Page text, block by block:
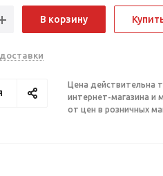
В корзину
Цена действительна
интернет-магазина и
от цен в розничных